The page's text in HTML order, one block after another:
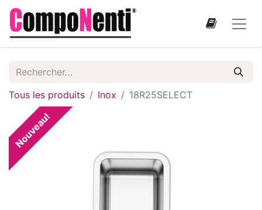
Tous les produits Inox 18R25SELECT
Nouveau!